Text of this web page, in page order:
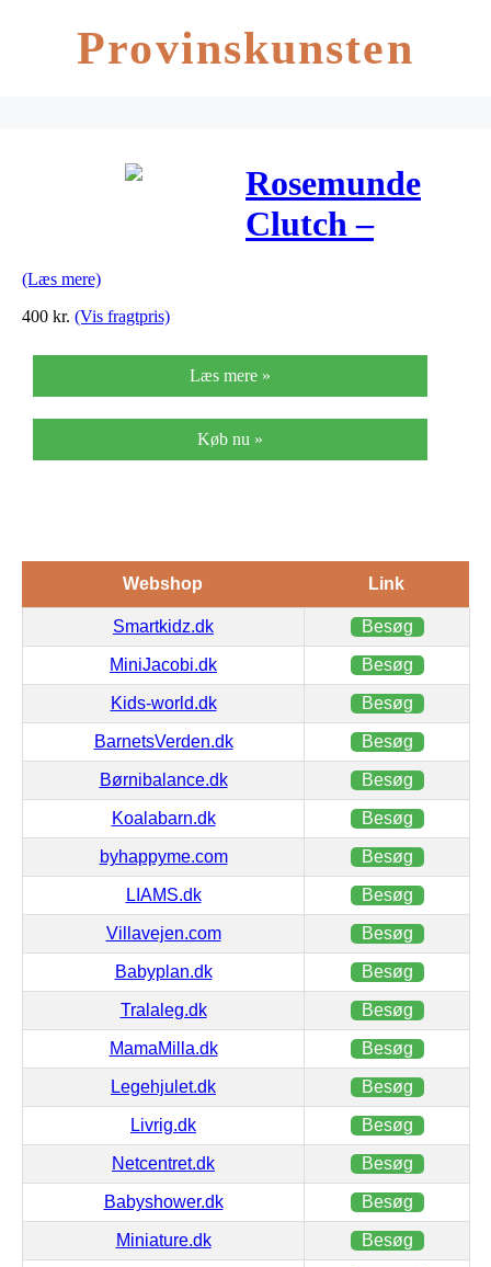
Provinskunsten
Rosemunde
Clutch –
(Læs mere)
400 kr. (Vis fragtpris)
Læs mere »
Køb nu »
Webshop Link
Smartkidz.dk Besøg
MiniJacobi.dk Besøg
Kids-world.dk Besøg
BarnetsVerden.dk Besøg
Børnibalance.dk Besøg
Koalabarn.dk Besøg
byhappyme.com Besøg
LIAMS.dk Besøg
Villavejen.com Besøg
Babyplan.dk Besøg
Tralaleg.dk Besøg
MamaMilla.dk Besøg
Legehjulet.dk Besøg
Livrig.dk Besøg
Netcentret.dk Besøg
Babyshower.dk Besøg
Miniature.dk Besøg